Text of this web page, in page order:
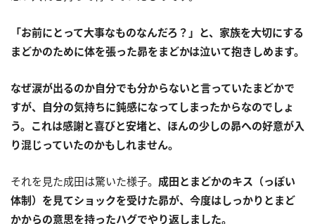
「お前にとって大事なものなんだろ？」と、家族を大切にする
まどかのために体を張った昴をまどかは泣いて抱きしめます。
なぜ涙が出るのか自分でも分からないと言っていたまどかで
すが、自分の気持ちに鈍感になってしまったからなのでしょ
う。これは感謝と喜びと安堵と、ほんの少しの昴への好意が入
り混じっていたのかもしれません。
それを見た成田は驚いた様子。 成田とまどかのキス（っぽい
体制）を見てショックを受けた昴が、今度はしっかりとまど
かからの意思を持ったハグでやり返しました。